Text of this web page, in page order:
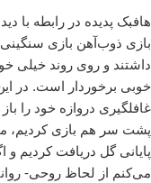
هافبک پدیده در رابطه با
داشتند و روی روند خیلی
خوبی برخوردار است. در
غافلگیری دروازه خود را
پشت سر هم بازی کردیم،
پایانی گل دریافت کردیم
می‌کنم از لحاظ روحی-